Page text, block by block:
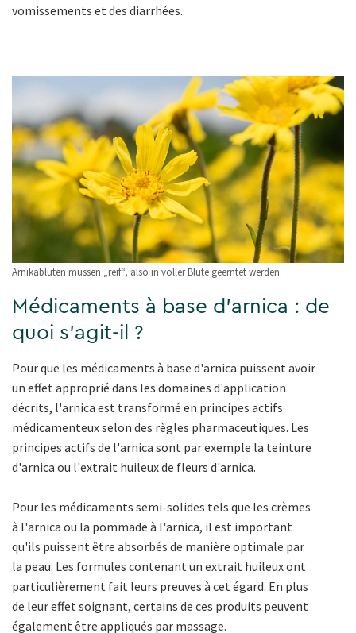
vomissements et des diarrhées.
Arnikablüten müssen „reif“, also in voller Blüte geerntet werden.
Médicaments à base d'arnica : de
quoi s'agit-il ?
Pour que les médicaments à base d'arnica puissent avoir
un effet approprié dans les domaines d'application
décrits, l'arnica est transformé en principes actifs
médicamenteux selon des règles pharmaceutiques. Les
principes actifs de l'arnica sont par exemple la teinture
d'arnica ou l'extrait huileux de fleurs d'arnica.
Pour les médicaments semi-solides tels que les crèmes
à l'arnica ou la pommade à l'arnica, il est important
qu'ils puissent être absorbés de manière optimale par
la peau. Les formules contenant un extrait huileux ont
particulièrement fait leurs preuves à cet égard. En plus
de leur effet soignant, certains de ces produits peuvent
également être appliqués par massage.